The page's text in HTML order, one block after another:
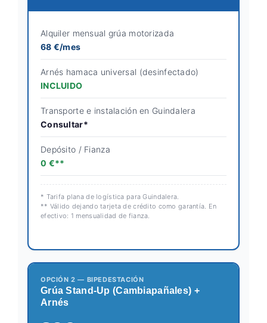
Alquiler mensual grúa motorizada
68 €/mes
Arnés hamaca universal (desinfectado)
INCLUIDO
Transporte e instalación en Guindalera
Consultar*
Depósito / Fianza
0 €**
* Tarifa plana de logística para Guindalera.
** Válido dejando tarjeta de crédito como garantía. En
efectivo: 1 mensualidad de fianza.
OPCIÓN 2 — BIPEDESTACIÓN
Grúa Stand-Up (Cambiapañales) +
Arnés